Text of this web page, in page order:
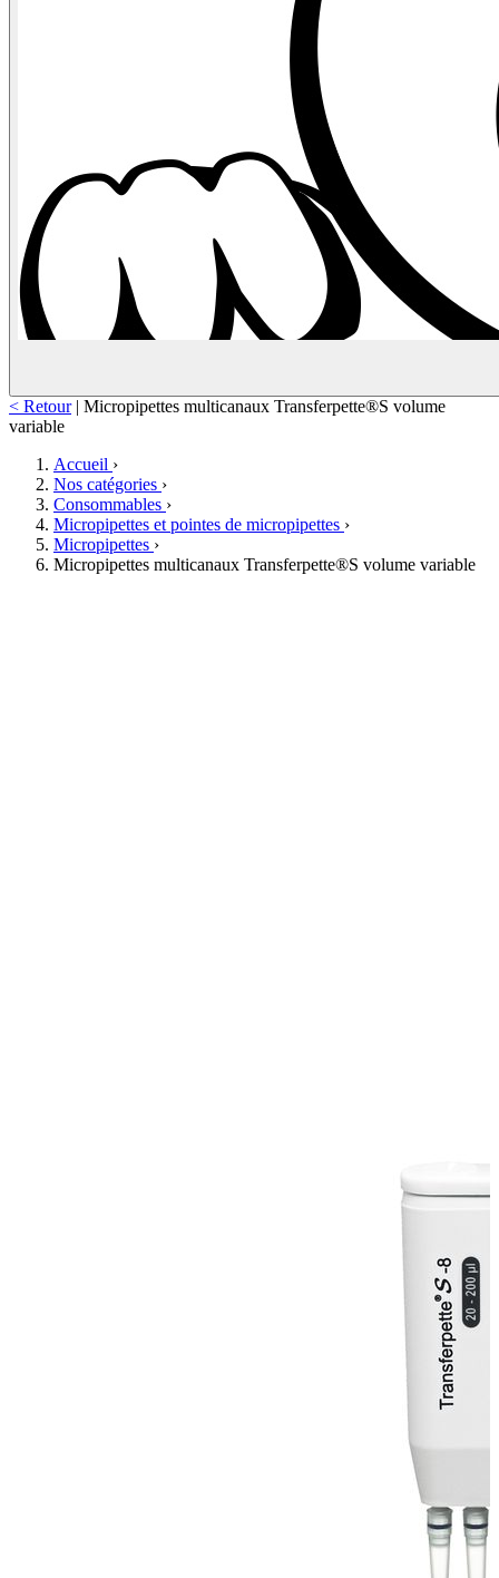
< Retour | Micropipettes multicanaux Transferpette®S volume
variable
Accueil ›
Nos catégories ›
Consommables ›
Micropipettes et pointes de micropipettes ›
Micropipettes ›
Micropipettes multicanaux Transferpette®S volume variable